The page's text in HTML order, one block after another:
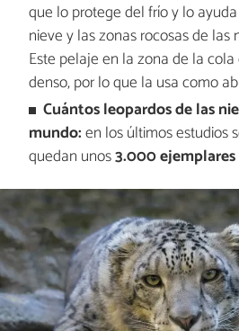
que lo protege del frío y lo
nieve y las zonas rocosas de
Este pelaje en la zona de la
denso, por lo que la usa como
Cuántos leopardos de las
mundo:en los últimos estudios
quedan unos3.000